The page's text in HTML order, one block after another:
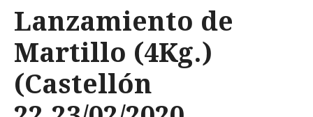
Lanzamiento de
Martillo (4Kg.)
(Castellón